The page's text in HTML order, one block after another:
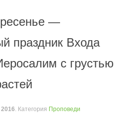
—
праздник Входа
с грустью
. Категория Проповеди